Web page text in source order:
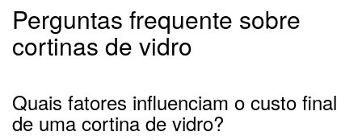
Perguntas frequente sobre
cortinas de vidro
Quais fatores influenciam o custo final
de uma cortina de vidro?